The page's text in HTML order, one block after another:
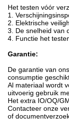
Het testen vóór
1.
2. Elektrische
3. De snelheid van
4. Functie het
Garantie:
De garantie van
consumptie
Al materiaal wordt
uitvoerig gebruik
Het extra IO/OQ/
Contacteer onze
of